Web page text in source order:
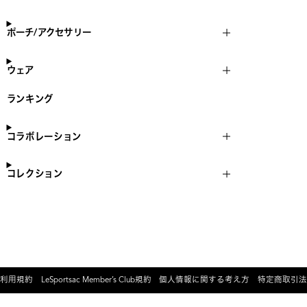
ポーチ/アクセサリー
ウェア
ランキング
コラボレーション
コレクション
利用規約 LeSportsac Member’s Club規約 個人情報に関する考え方 特定商取引